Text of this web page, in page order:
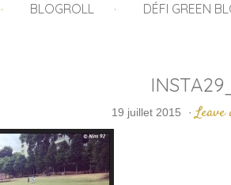
BLOGROLL DÉFI GREEN
19 juillet 2015 · Leave